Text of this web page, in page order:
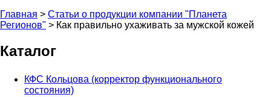
Главная > Статьи о продукции компании "Планета
Регионов" > Как правильно ухаживать за мужской кожей
Каталог
КФС Кольцова (корректор функционального
состояния)